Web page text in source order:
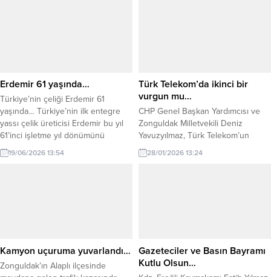
İhbar...
Erdemir 61 yaşında…
Türkiye’nin çeliği Erdemir 61
yaşında… Türkiye’nin ilk entegre
yassı çelik üreticisi Erdemir bu yıl
61’inci işletme yıl dönümünü
kutluyor. Geçmişten günümüze
üretim yolculuğunda ülke
belirsizliklerin hakim olduğu
günümüzde dünya...
19/06/2026 13:54
Türk Telekom’da ikinci bir
vurgun mu…
CHP Genel Başkan Yardımcısı ve
Zonguldak Milletvekili Deniz
Yavuzyılmaz, Türk Telekom’un
teknik hizmetlerinin iki özel şirkete
devredilmek istendiğini iddia
bünyesinde “ikinci bir vurgun”
olarak...
28/01/2026 13:24
Kamyon uçuruma yuvarlandı…
Zonguldak’ın Alaplı ilçesinde
Gazeteciler ve Basın Bayramı
Kutlu Olsun…